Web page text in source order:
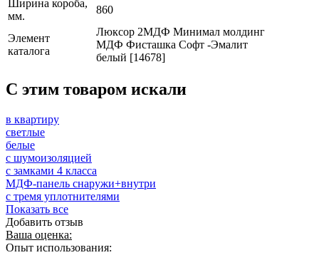
Ширина короба,
мм.
860
Элемент
каталога
Люксор 2МДФ Минимал молдинг
МДФ Фисташка Софт -Эмалит
белый [14678]
C этим товаром искали
в квартиру
светлые
белые
с шумоизоляцией
с замками 4 класса
МДФ-панель снаружи+внутри
с тремя уплотнителями
Показать все
Добавить отзыв
Ваша оценка:
Опыт использования: